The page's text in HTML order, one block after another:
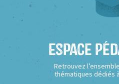
Espace
Retrouvez
thématiques dédiés